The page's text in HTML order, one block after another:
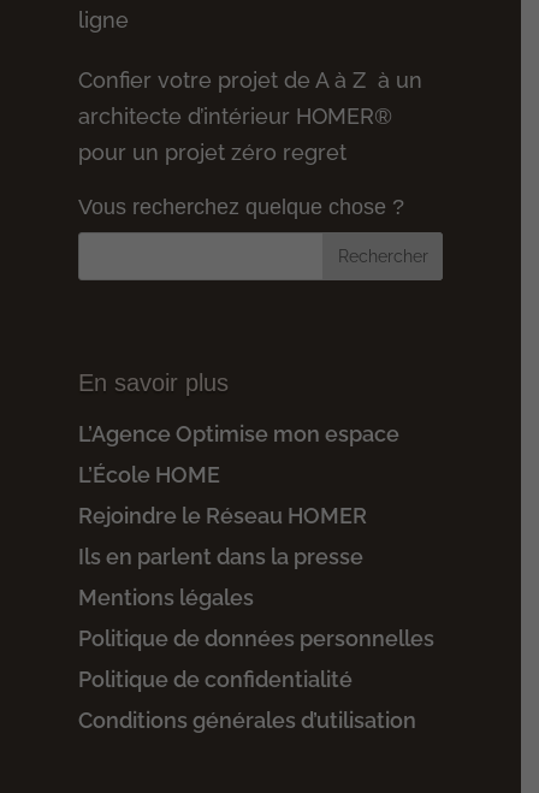
ligne
Confier votre projet de A à Z à un
architecte d’intérieur HOMER®
pour un projet zéro regret
Vous recherchez quelque chose ?
En savoir plus
L’Agence Optimise mon espace
L’École HOME
Rejoindre le Réseau HOMER
Ils en parlent dans la presse
Mentions légales
Politique de données personnelles
Politique de confidentialité
Conditions générales d’utilisation